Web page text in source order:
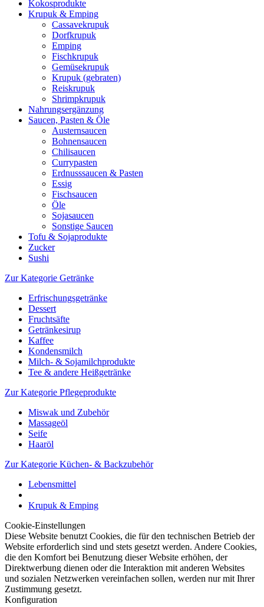
Kokosprodukte
Krupuk & Emping
Cassavekrupuk
Dorfkrupuk
Emping
Fischkrupuk
Gemüsekrupuk
Krupuk (gebraten)
Reiskrupuk
Shrimpkrupuk
Nahrungsergänzung
Saucen, Pasten & Öle
Austernsaucen
Bohnensaucen
Chilisaucen
Currypasten
Erdnusssaucen & Pasten
Essig
Fischsaucen
Öle
Sojasaucen
Sonstige Saucen
Tofu & Sojaprodukte
Zucker
Sushi
Zur Kategorie Getränke
Erfrischungsgetränke
Dessert
Fruchtsäfte
Getränkesirup
Kaffee
Kondensmilch
Milch- & Sojamilchprodukte
Tee & andere Heißgetränke
Zur Kategorie Pflegeprodukte
Miswak und Zubehör
Massageöl
Seife
Haaröl
Zur Kategorie Küchen- & Backzubehör
Lebensmittel
Krupuk & Emping
Cookie-Einstellungen
Diese Website benutzt Cookies, die für den technischen Betrieb der
Website erforderlich sind und stets gesetzt werden. Andere Cookies,
die den Komfort bei Benutzung dieser Website erhöhen, der
Direktwerbung dienen oder die Interaktion mit anderen Websites
und sozialen Netzwerken vereinfachen sollen, werden nur mit Ihrer
Zustimmung gesetzt.
Konfiguration